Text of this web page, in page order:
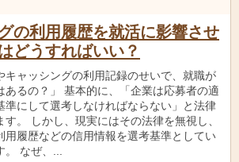
の利用履歴を就活に影響させ
どうすればいい？
キャッシングの利用記録のせいで、就職が
あるの？」 基本的に、「企業は応募者の適
準にして選考しなければならない」と法律
す。 しかし、現実にはその法律を無視し、
用履歴などの信用情報を選考基準としてい
なぜ、...